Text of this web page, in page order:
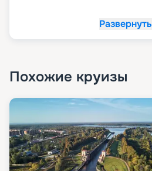
Развернуть
Похожие круизы